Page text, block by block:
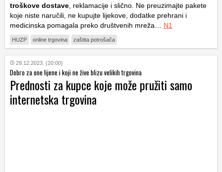
troškove dostave , reklamacije i slično. Ne preuzimajte pakete
koje niste naručili, ne kupujte lijekove, dodatke prehrani i
medicinska pomagala preko društvenih mreža… N1
HUZP online trgovina zaštita potrošača
29.12.2023. (20:00)
Dobro za one lijene i koji ne žive blizu velikih trgovina
Prednosti za kupce koje može pružiti samo
internetska trgovina